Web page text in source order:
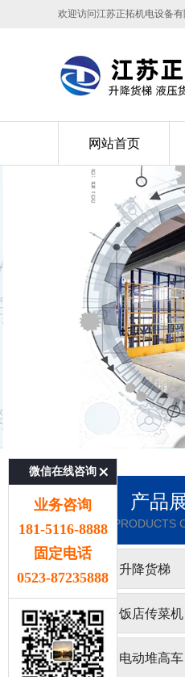
欢迎访问江苏正拓机电设备
网站首页
产品
PRODUCTS
升降货梯
》 饭店传菜机
》 电动堆高车
微信在线咨询
业务咨询
181-5116-8888
固定电话
0523-87235888